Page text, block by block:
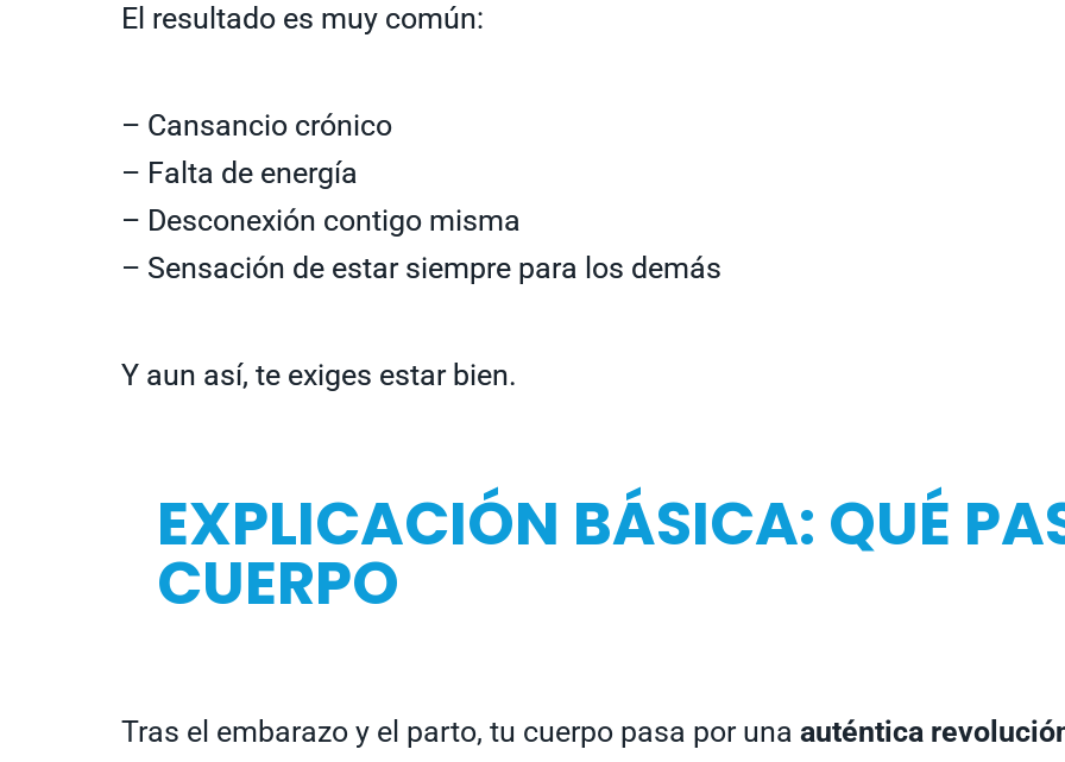
El resultado es muy común:
– Cansancio crónico
– Falta de energía
– Desconexión contigo misma
– Sensación de estar siempre para los demás
Y aun así, te exiges estar bien.
EXPLICACIÓN BÁSICA: QUÉ
CUERPO
Tras el embarazo y el parto, tu cuerpo pasa por una auténtica